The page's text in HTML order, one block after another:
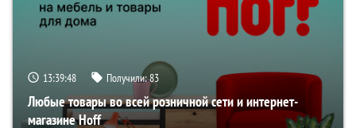
13:39:47 Получили:83
Любые товары во всей розничной сети и интернет-
магазине Hoff